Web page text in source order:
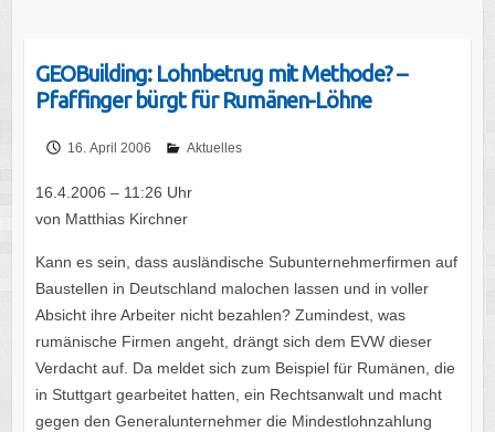
GEOBuilding: Lohnbetrug mit Methode? –
Pfaffinger bürgt für Rumänen-Löhne
16. April 2006 Aktuelles
16.4.2006 – 11:26 Uhr
von Matthias Kirchner
Kann es sein, dass ausländische Subunternehmerfirmen auf
Baustellen in Deutschland malochen lassen und in voller
Absicht ihre Arbeiter nicht bezahlen? Zumindest, was
rumänische Firmen angeht, drängt sich dem EVW dieser
Verdacht auf. Da meldet sich zum Beispiel für Rumänen, die
in Stuttgart gearbeitet hatten, ein Rechtsanwalt und macht
gegen den Generalunternehmer die Mindestlohnzahlung